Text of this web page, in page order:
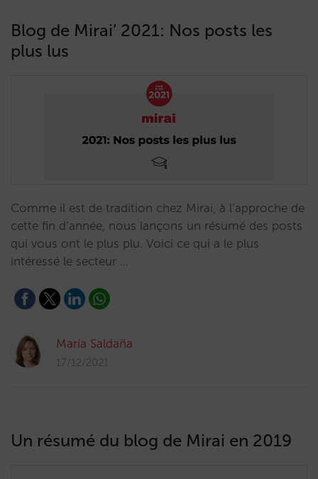
Blog de Mirai’ 2021: Nos posts les
plus lus
Comme il est de tradition chez Mirai, à l’approche de
cette fin d’année, nous lançons un résumé des posts
qui vous ont le plus plu. Voici ce qui a le plus
intéressé le secteur …
María Saldaña
17/12/2021
Un résumé du blog de Mirai en 2019